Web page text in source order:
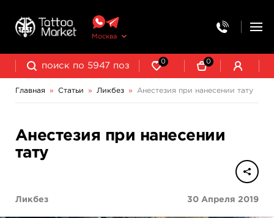
Москва
0 0
Главная » Статьи » Ликбез » Анестезия при нанесении тату
Анестезия при нанесении
тату
Ликбез 30 Апреля 2019